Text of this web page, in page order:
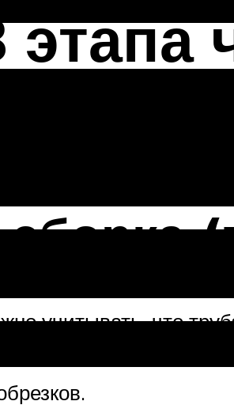
учитывать, что